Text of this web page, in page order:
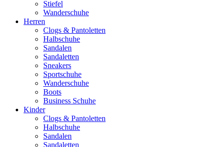
Stiefel
Wanderschuhe
Herren
Clogs & Pantoletten
Halbschuhe
Sandalen
Sandaletten
Sneakers
Sportschuhe
Wanderschuhe
Boots
Business Schuhe
Kinder
Clogs & Pantoletten
Halbschuhe
Sandalen
Sandaletten